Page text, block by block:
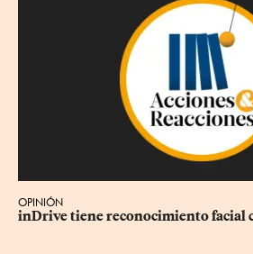
OPINIÓN
inDrive tiene reconocimiento facial